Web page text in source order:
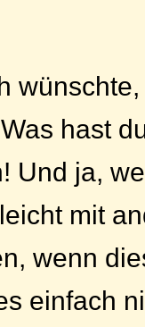
hast
Und ja,
mit
wenn
einfach